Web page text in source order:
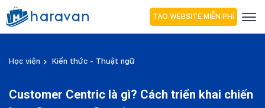
TẠO WEBSITE MIỄN PHÍ
Học viện Kiến thức - Thuật ngữ
Customer Centric là gì? Cách triển khai chiến